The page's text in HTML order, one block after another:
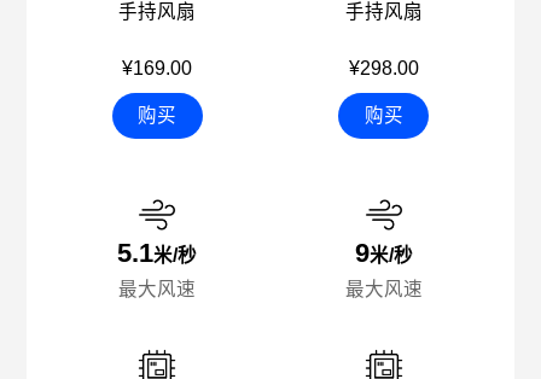
手持风扇
¥169.00
购买
5.1米/秒
最大风速
手持风扇
¥298.00
购买
9米/秒
最大风速